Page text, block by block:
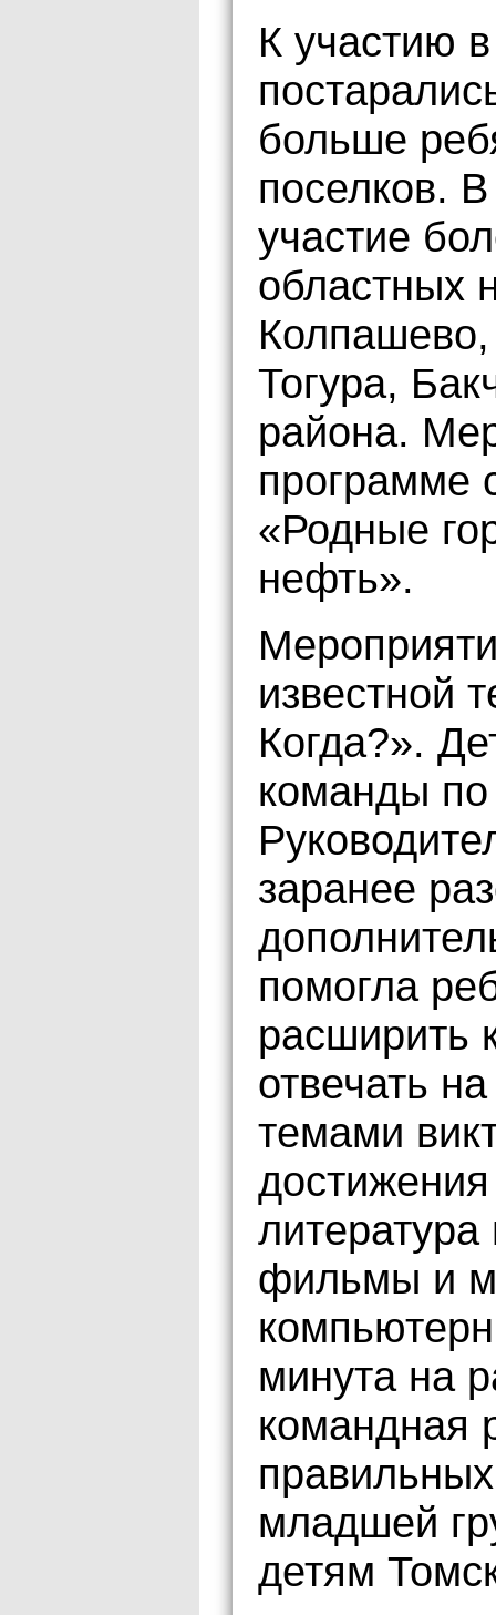
К участию
больше
поселков.
участие
областных
Тогура,
района.
программе
«Родные
нефть».
известной
Когда?».
команды по
заранее
помогла
расширить
отвечать
темами
фильмы и
минута на
командная
младшей
детям